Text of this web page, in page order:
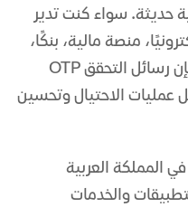
حديثة. سواء كنت تدير
منصة مالية، بنكًا،
شركة تأمين، أو نظامًا حكوميًا، فإن رسائل التحقق OTP
عمليات الاحتيال وتحسين
المملكة العربية
والخدمات